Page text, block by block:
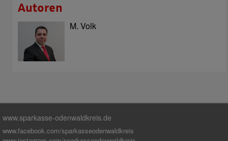
Autoren
M. Volk
www.sparkasse-odenwaldkreis.de
www.facebook.com/sparkasseodenwaldkreis